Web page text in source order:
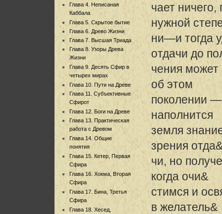
Глава 4. Неписаная
Каббала
Глава 5. Скрытое бытие
Глава 6. Древо Жизни
Глава 7. Высшая Триада
Глава 8. Узоры Древа
Жизни
Глава 9. Десять Сфир в
четырех мирах
Глава 10. Пути на Древе
Глава 11. Субъективные
Сфирот
Глава 12. Боги на Древе
Глава 13. Практическая
работа с Древом
Глава 14. Общие
понятия
Глава 15. Кетер, Первая
Сфира
Глава 16. Хокма, Вторая
Сфира
Глава 17. Бина, Третья
Сфира
Глава 18. Хесед,
чает ничего,
нужной
ни—и тогда
отдачи до
чения может
об этом
поколении —
наполнится
земля
зрения
чи, но
когда очи&
стимся и
в желатель&